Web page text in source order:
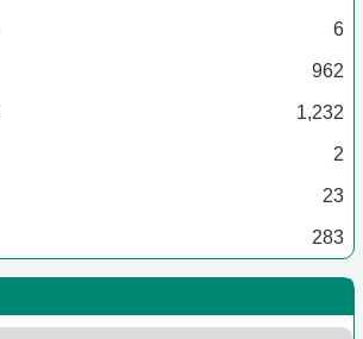
6
962
1,232
2
23
283